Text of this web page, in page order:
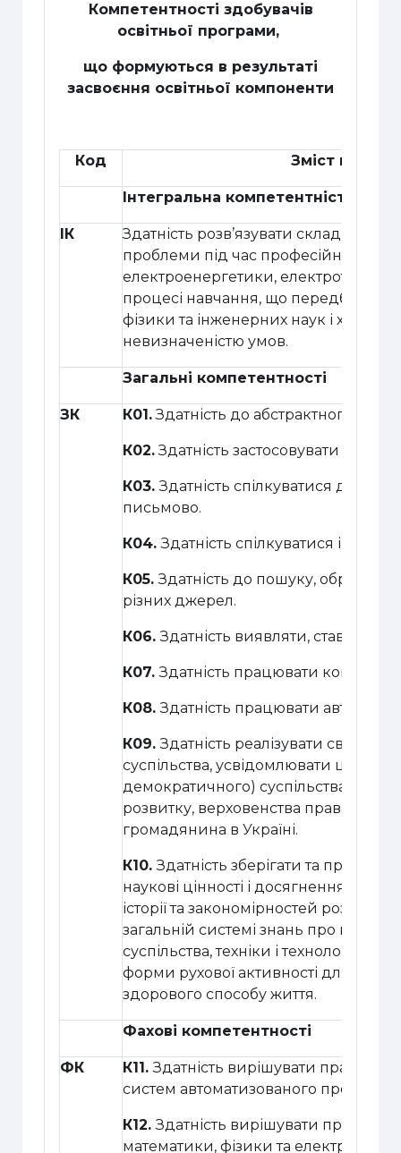
Компетентності здобувачів
освітньої програми,
що формуються в результаті
засвоєння освітньої компоненти
Код Зміст
Інтегральна компетентність
ІК
Здатність розв’язувати складні
проблеми під час професійної
електроенергетики,
процесі навчання, що передбачає
фізики та інженерних наук і
невизначеністю умов.
Загальні компетентності
ЗК К01.Здатність до абстрактного
К02.Здатність застосовувати
К03.Здатність спілкуватися
письмово.
К04.Здатність спілкуватися
К05.Здатність до пошуку,
різних джерел.
К06.Здатність виявляти, ставити
К07.Здатність працювати команді.
К08.Здатність працювати
К09.Здатність реалізувати свої
суспільства, усвідомлювати
демократичного) суспільства та
розвитку, верховенства права, прав
громадянина в Україні.
К10.Здатність зберігати та
наукові цінності і досягнення
історії та закономірностей розвитку
загальній системі знань про
суспільства, техніки і технологій,
форми рухової активності для
здорового способу життя.
Фахові компетентності
ФК К11.Здатність вирішувати практичні
систем автоматизованого
К12.Здатність вирішувати
математики, фізики та